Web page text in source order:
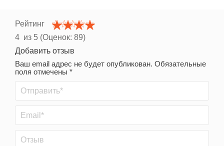
Рейтинг
4 из 5 (Оценок: 89)
Добавить отзыв
Ваш email адрес не будет опубликован. Обязательные
поля отмечены *